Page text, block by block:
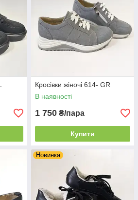
Кросівки жіночі 614- GR
В наявності
1 750 ₴/пара
Купити
Новинка